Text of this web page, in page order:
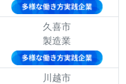
久喜市
製造業
川越市